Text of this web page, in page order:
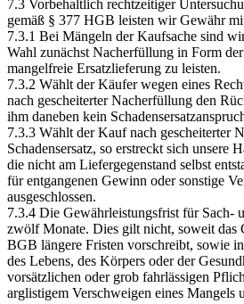
7.3 Vorbehaltlich rechtzeitiger
gemäß § 377 HGB leisten wir Gewähr
7.3.1 Bei Mängeln der Kaufsache sind
Wahl zunächst Nacherfüllung in Form
mangelfreie Ersatzlieferung zu leisten.
7.3.2 Wählt der Käufer wegen eines
nach gescheiterter Nacherfüllung den
ihm daneben kein
7.3.3 Wählt der Kauf nach gescheiterter
Schadensersatz, so erstreckt sich unsere
die nicht am Liefergegenstand selbst
für entgangenen Gewinn oder sonstige
ausgeschlossen.
7.3.4 Die Gewährleistungsfrist für Sach-
zwölf Monate. Dies gilt nicht, soweit das
BGB längere Fristen vorschreibt, sowie
des Lebens, des Körpers oder der
vorsätzlichen oder grob fahrlässigen
arglistigem Verschweigen eines Mangels